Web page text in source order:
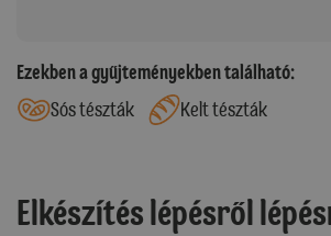
Ezekben a gyűjteményekben található:
Sós tészták
Kelt tészták
Elkészítés lépésről